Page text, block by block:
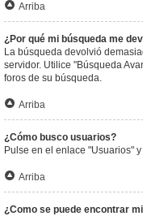
Arriba
¿Por qué mi búsqueda me
La búsqueda devolvió
servidor. Utilice "Búsqueda
foros de su búsqueda.
Arriba
¿Cómo busco usuarios?
Pulse en el enlace "Usuarios"
Arriba
¿Como se puede encontrar